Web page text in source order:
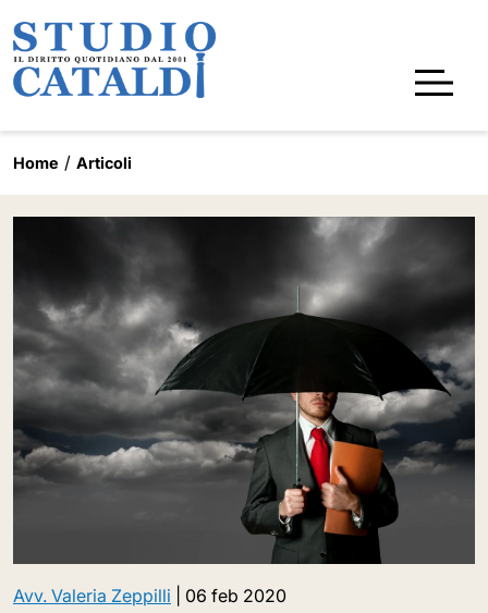
Home Articoli
Avv. Valeria Zeppilli 06 feb 2020